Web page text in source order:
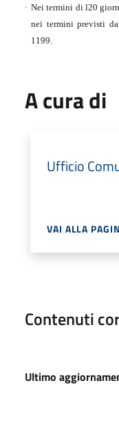
· Nei termini di l20
nei termini previsti
1199.
A cura di
Ufficio
VAI ALLA
Contenuti
Ultimo